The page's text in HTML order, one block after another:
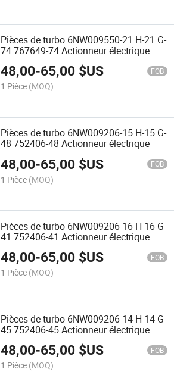
Pièces de turbo 6NW009550-21 H-21 G-
74 767649-74 Actionneur électrique
48,00-65,00 $US FOB
1 Pièce (MOQ)
Pièces de turbo 6NW009206-15 H-15 G-
48 752406-48 Actionneur électrique
48,00-65,00 $US FOB
1 Pièce (MOQ)
Pièces de turbo 6NW009206-16 H-16 G-
41 752406-41 Actionneur électrique
48,00-65,00 $US FOB
1 Pièce (MOQ)
Pièces de turbo 6NW009206-14 H-14 G-
45 752406-45 Actionneur électrique
48,00-65,00 $US FOB
1 Pièce (MOQ)